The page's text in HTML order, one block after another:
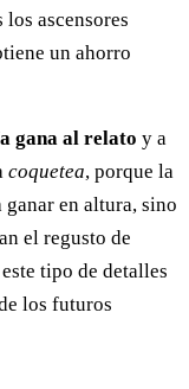
ascensores
un ahorro
gana al relato y a
coquetea, porque la
en altura, sino
el regusto de
tipo de detalles
los futuros